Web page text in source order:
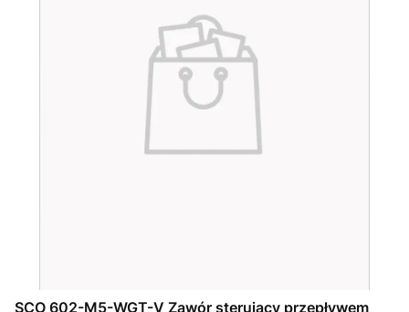
SCO 602-M5-WGT-V Zawór sterujący przepływem